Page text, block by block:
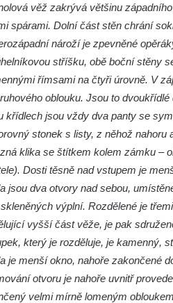
kříž nesoucí potkává Pannu Marii
Křížová cesta Římov – XVIII. kaple – Na
Ježíše vložen kříž
Křížová cesta Římov – XVII. kaple – Velký
Pilát
Křížová cesta Římov – XVI. kaple – U
Herodesa
Křížová cesta Římov – XV. kaple – Malý
Pilát
Křížová cesta Římov – XIV. kaple – U
Kaifáše (U Děvečky)
Křížová cesta Římov – XII. kaple – Vodní
brána
věž zakrývá většinu
spárami. Dolní část stěn chrání
nároží je zpevněné
stříšku, obě boční stěny
římsami na čtyři úrovně. V
oblouku. Jsou to
křídlech jsou vždy dva panty se
stonek s listy, z něhož
klika se štítkem kolem zámku –
Dosti těsně nad vstupem je
jsou dva otvory nad sebou,
výplní. Rozdělené je
vyšší část věže, je pak
který je rozděluje, je kamenný,
je menší okno, nahoře zakončené
otvoru je nahoře uvnitř
velmi mírně lomeným